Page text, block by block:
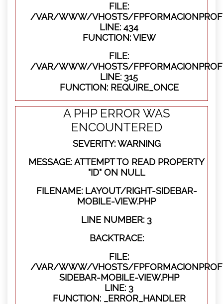
FILE:
/VAR/WWW/VHOSTS/
LINE: 434
FUNCTION: VIEW
FILE:
/VAR/WWW/VHOSTS/
LINE: 315
FUNCTION: REQUIRE_ONCE
A PHP ERROR WAS
ENCOUNTERED
SEVERITY: WARNING
MESSAGE: ATTEMPT TO READ PROPERTY
"ID" ON NULL
FILENAME: LAYOUT/RIGHT-SIDEBAR-
MOBILE-VIEW.PHP
LINE NUMBER: 3
BACKTRACE:
FILE:
/VAR/WWW/VHOSTS/
SIDEBAR-MOBILE-VIEW.PHP
LINE: 3
FUNCTION: _ERROR_HANDLER